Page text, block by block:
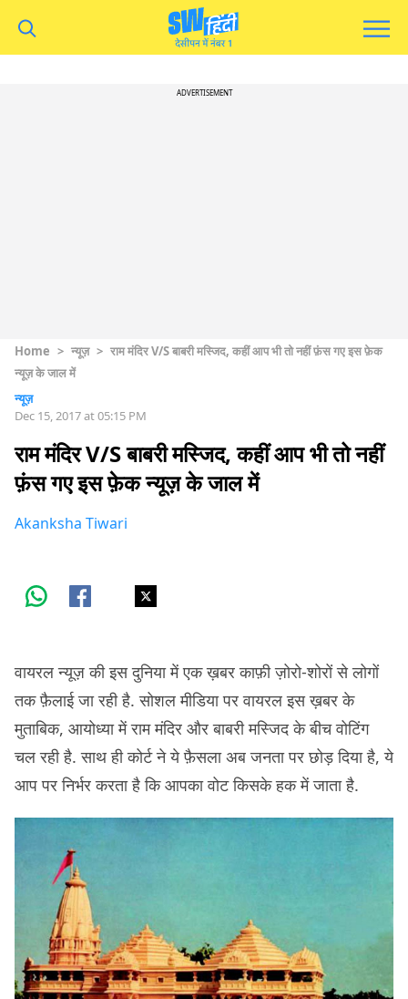
ADVERTISEMENT
Home > न्यूज़ > राम मंदिर V/S बाबरी मस्जिद, कहीं आप भी तो नहीं फ़ंस गए इस फ़ेक
न्यूज़ के जाल में
न्यूज़
Dec 15, 2017 at 05:15 PM
राम मंदिर V/S बाबरी मस्जिद, कहीं आप भी तो नहीं
फ़ंस गए इस फ़ेक न्यूज़ के जाल में
Akanksha Tiwari
वायरल न्यूज़ की इस दुनिया में एक ख़बर काफ़ी ज़ोरो-शोरों से लोगों
तक फ़ैलाई जा रही है. सोशल मीडिया पर वायरल इस ख़बर के
मुताबिक, आयोध्या में राम मंदिर और बाबरी मस्जिद के बीच वोटिंग
चल रही है. साथ ही कोर्ट ने ये फ़ैसला अब जनता पर छोड़ दिया है, ये
आप पर निर्भर करता है कि आपका वोट किसके हक में जाता है.